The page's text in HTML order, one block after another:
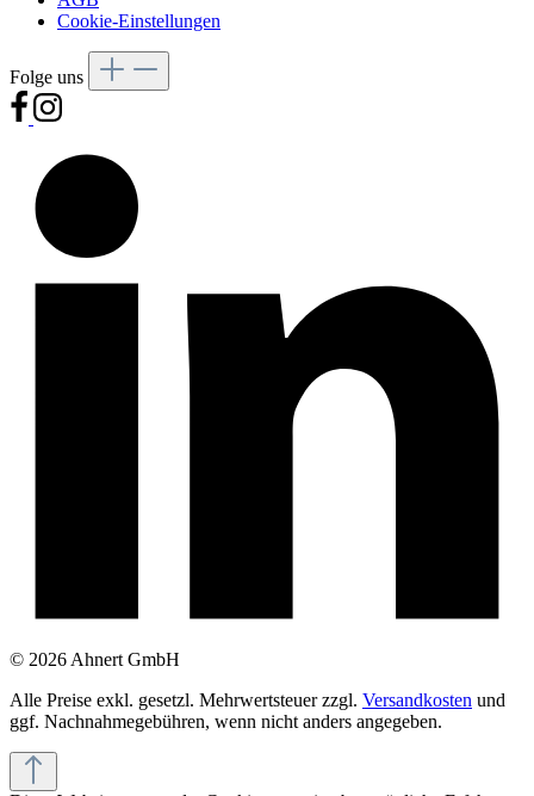
Cookie-Einstellungen
Folge uns
© 2026 Ahnert GmbH
Alle Preise exkl. gesetzl. Mehrwertsteuer zzgl. Versandkosten und
ggf. Nachnahmegebühren, wenn nicht anders angegeben.